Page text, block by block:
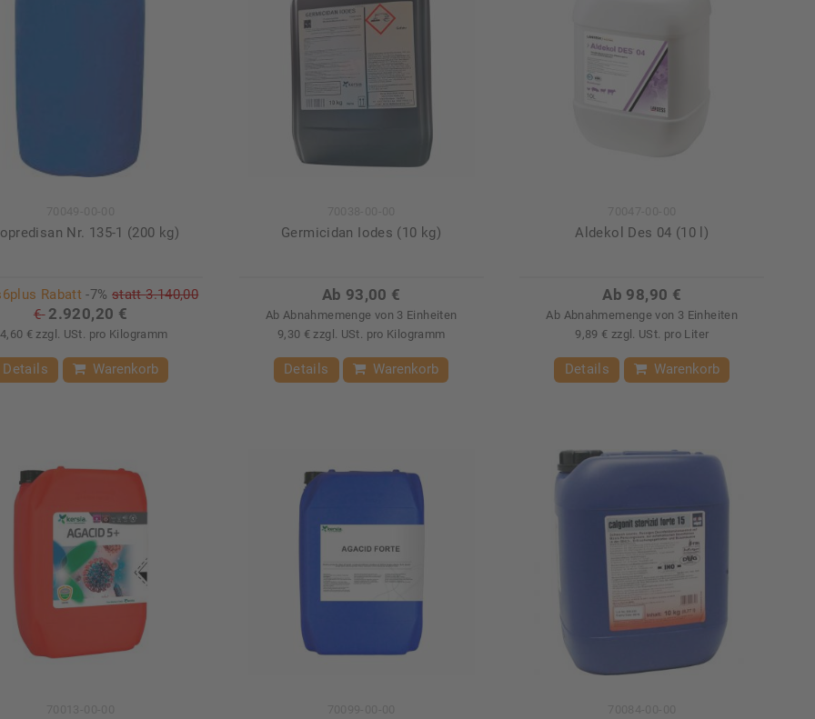
Nr. 135-1 (200 kg)
Rabatt-7% statt3.140,00
€ 2.920,20 €
€ zzgl. USt. pro Kilogramm
Details Warenkorb
Germicidan Iodes (10 kg)
Ab 93,00 €
Ab Abnahmemenge von 3 Einheiten
9,30 € zzgl. USt. pro Kilogramm
Details Warenkorb
Aldekol Des 04 (10 l)
Ab 98,90 €
Ab Abnahmemenge von 3 Einheiten
9,89 € zzgl. USt. pro Liter
Details Warenkorb